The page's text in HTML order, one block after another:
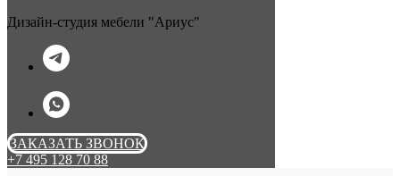
Дизайн-студия мебели "Ариус"
ЗАКАЗАТЬ ЗВОНОК
+7 495 128 70 88